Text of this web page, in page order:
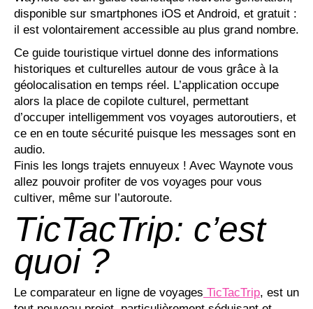
disponible sur smartphones iOS et Android, et gratuit :
il est volontairement accessible au plus grand nombre.
Ce guide touristique virtuel donne des informations
historiques et culturelles autour de vous grâce à la
géolocalisation en temps réel. L’application occupe
alors la place de copilote culturel, permettant
d’occuper intelligemment vos voyages autoroutiers, et
ce en en toute sécurité puisque les messages sont en
audio.
Finis les longs trajets ennuyeux ! Avec Waynote vous
allez pouvoir profiter de vos voyages pour vous
cultiver, même sur l’autoroute.
TicTacTrip: c’est
quoi ?
Le comparateur en ligne de voyages TicTacTrip, est un